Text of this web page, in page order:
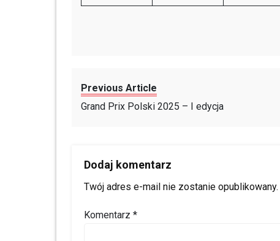
Previous Article
Grand Prix Polski 2025 – I edycja
Dodaj komentarz
Twój adres e-mail nie zostanie opublikowany.
Komentarz *